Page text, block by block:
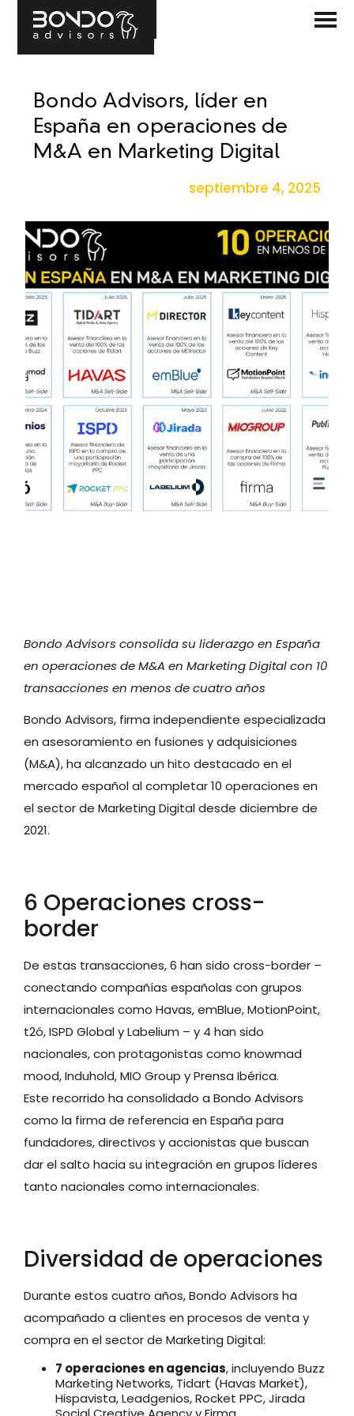
Bondo Advisors, líder en
España en operaciones de
M&A en Marketing Digital
septiembre 4, 2025
Bondo Advisors consolida su liderazgo en España
en operaciones de M&A en Marketing Digital con 10
transacciones en menos de cuatro años
Bondo Advisors, firma independiente especializada
en asesoramiento en fusiones y adquisiciones
(M&A), ha alcanzado un hito destacado en el
mercado español al completar 10 operaciones en
el sector de Marketing Digital desde diciembre de
2021.
6 Operaciones cross-
border
De estas transacciones, 6 han sido cross-border –
conectando compañías españolas con grupos
internacionales como Havas, emBlue, MotionPoint,
t2ó, ISPD Global y Labelium – y 4 han sido
nacionales, con protagonistas como knowmad
mood, Induhold, MIO Group y Prensa Ibérica.
Este recorrido ha consolidado a Bondo Advisors
como la firma de referencia en España para
fundadores, directivos y accionistas que buscan
dar el salto hacia su integración en grupos líderes
tanto nacionales como internacionales.
Diversidad de operaciones
Durante estos cuatro años, Bondo Advisors ha
acompañado a clientes en procesos de venta y
compra en el sector de Marketing Digital:
7 operaciones en agencias, incluyendo Buzz
Marketing Networks, Tidart (Havas Market),
Hispavista, Leadgenios, Rocket PPC, Jirada